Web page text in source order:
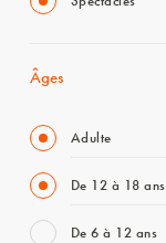
Âges
Adulte
De 12 à 18 ans
De 6 à 12 ans